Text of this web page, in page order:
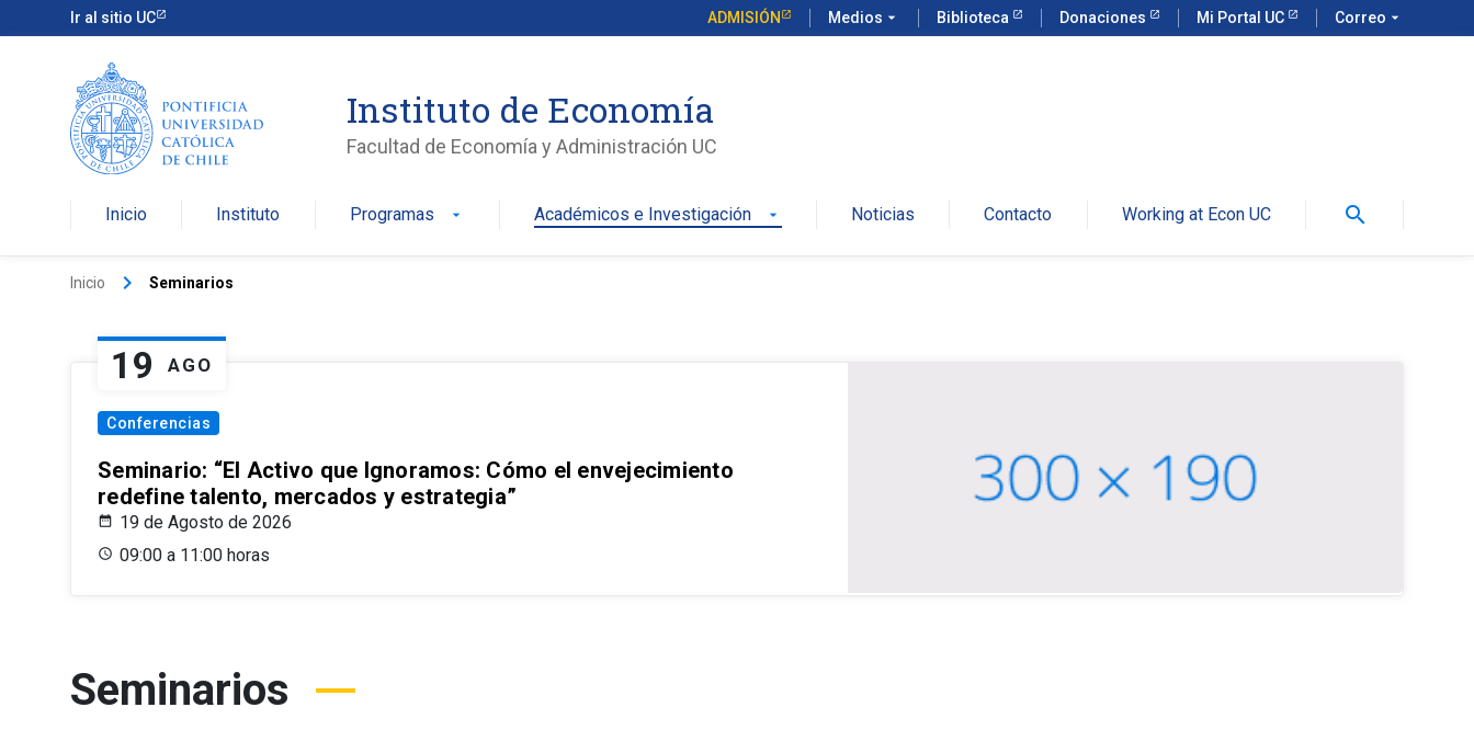
Ir al sitio UC ADMISIÓN Medios arrow_drop_down Biblioteca Donaciones Mi Portal UC Correo arrow_drop_down
Instituto de Economía
Facultad de Economía y Administración UC
Inicio Instituto Programas arrow_drop_down Académicos e Investigación arrow_drop_down Noticias Contacto Working at Econ UC search
Inicio keyboard_arrow_right Seminarios
19 AGO
Conferencias
Seminario: “El Activo que Ignoramos: Cómo el envejecimiento
redefine talento, mercados y estrategia”
19 de Agosto de 2026
09:00 a 11:00 horas
Seminarios